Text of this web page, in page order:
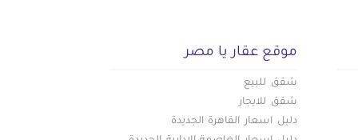
موقع عقار يا مصر
شقق للبيع
شقق للايجار
دليل اسعار القاهرة الجديدة